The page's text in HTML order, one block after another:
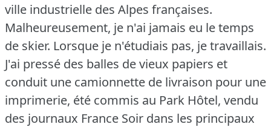
ville industrielle des Alpes françaises.
Malheureusement, je n'ai jamais eu le temps
de skier. Lorsque je n'étudiais pas, je travaillais.
J'ai pressé des balles de vieux papiers et
conduit une camionnette de livraison pour une
imprimerie, été commis au Park Hôtel, vendu
des journaux France Soir dans les principaux